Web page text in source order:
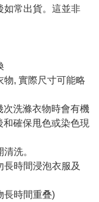
如常出貨。這並非
, 實際尺寸可能略
次洗滌衣物時會有機
確保甩色或染色現
洗。
時間浸泡衣服及
長時間重叠)